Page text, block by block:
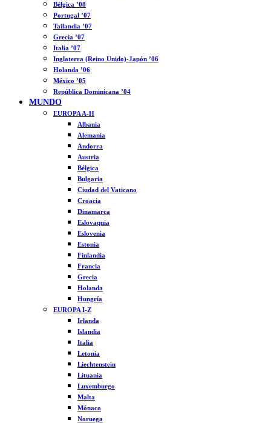
Bélgica ’08
Portugal ’07
Tailandia ’07
Grecia ’07
Italia ’07
Inglaterra (Reino Unido)-Japón ’06
Holanda ’06
México ’05
República Dominicana ’04
MUNDO
EUROPA A-H
Albania
Alemania
Andorra
Austria
Bélgica
Bulgaria
Ciudad del Vaticano
Croacia
Dinamarca
Eslovaquia
Eslovenia
Estonia
Finlandia
Francia
Grecia
Holanda
Hungría
EUROPA I-Z
Irlanda
Islandia
Italia
Letonia
Liechtenstein
Lituania
Luxemburgo
Malta
Mónaco
Noruega